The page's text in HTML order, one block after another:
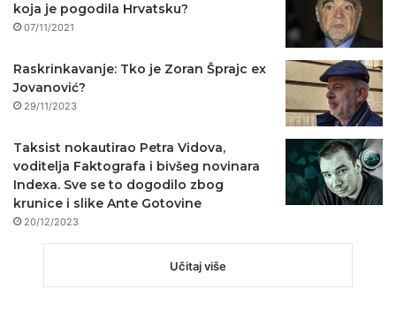
koja je pogodila Hrvatsku?
07/11/2021
Raskrinkavanje: Tko je Zoran Šprajc ex
Jovanović?
29/11/2023
Taksist nokautirao Petra Vidova,
voditelja Faktografa i bivšeg novinara
Indexa. Sve se to dogodilo zbog
krunice i slike Ante Gotovine
20/12/2023
Učitaj više